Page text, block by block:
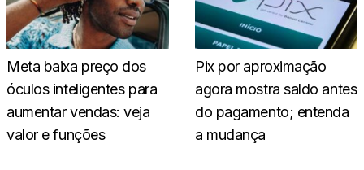
Meta baixa preço dos
óculos inteligentes para
aumentar vendas: veja
valor e funções
Pix por aproximação
agora mostra saldo antes
do pagamento; entenda
a mudança